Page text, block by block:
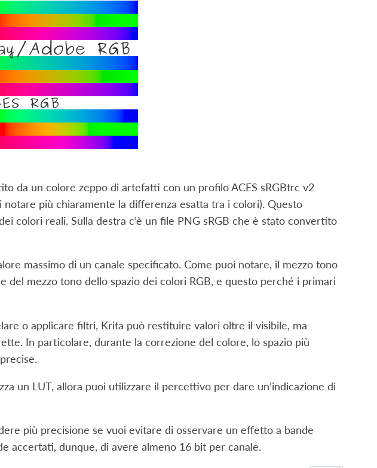
da un colore zeppo di artefatti con un profilo ACES sRGBtrc v2
notare più chiaramente la differenza esatta tra i colori). Questo
colori reali. Sulla destra c’è un file PNG sRGB che è stato convertito
massimo di un canale specificato. Come puoi notare, il mezzo tono
del mezzo tono dello spazio dei colori RGB, e questo perché i primari
o applicare filtri, Krita può restituire valori oltre il visibile, ma
In particolare, durante la correzione del colore, lo spazio più
un LUT, allora puoi utilizzare il percettivo per dare un’indicazione di
più precisione se vuoi evitare di osservare un effetto a bande
accertati, dunque, di avere almeno 16 bit per canale.